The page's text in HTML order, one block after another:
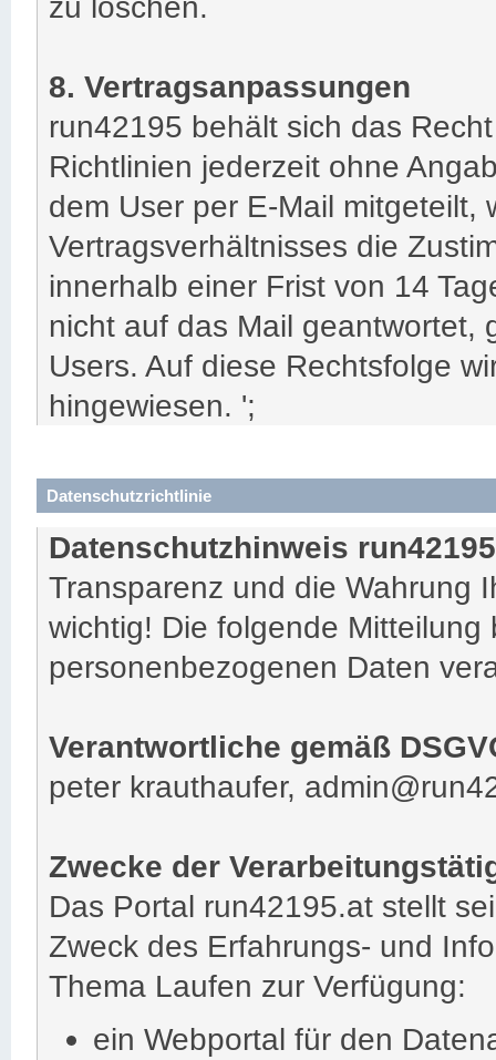
8. Vertragsanpassungen
run42195 behält sich das
Richtlinien jederzeit ohne
dem User per E-Mail
Vertragsverhältnisses die
innerhalb einer Frist von 14
nicht auf das Mail geantwortet,
Users. Auf diese Rechtsfolge
hingewiesen. ';
Datenschutzrichtlinie
Datenschutzhinweis
Transparenz und die Wahrung
wichtig! Die folgende Mitteilung
personenbezogenen Daten
Verantwortliche gemäß
peter krauthaufer,
Zwecke der
Das Portal run42195.at stellt
Zweck des Erfahrungs- und
Thema Laufen zur Verfügung:
ein Webportal für den